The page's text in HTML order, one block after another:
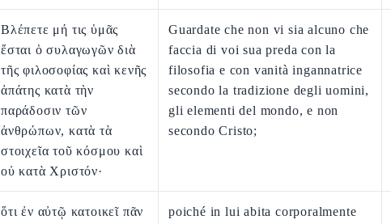
Βλέπετε μή τις ὑμᾶς
ἔσται ὁ συλαγωγῶν διὰ
τῆς φιλοσοφίας καὶ κενῆς
ἀπάτης κατὰ τὴν
παράδοσιν τῶν
ἀνθρώπων, κατὰ τὰ
στοιχεῖα τοῦ κόσμου καὶ
οὐ κατὰ Χριστόν·
Guardate che non vi sia alcuno che
faccia di voi sua preda con la
filosofia e con vanità ingannatrice
secondo la tradizione degli uomini,
gli elementi del mondo, e non
secondo Cristo;
ὅτι ἐν αὐτῷ κατοικεῖ πᾶν
poiché in lui abita corporalmente